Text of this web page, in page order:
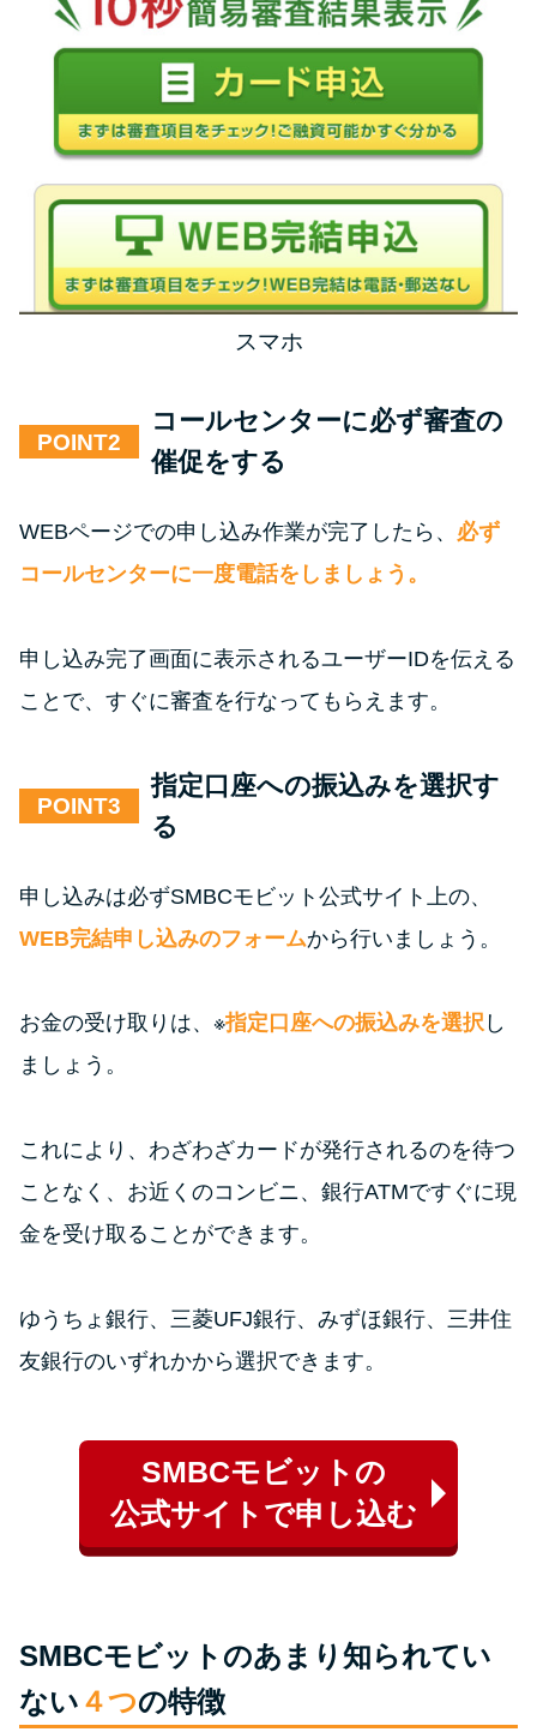
スマホ
POINT
コールセンターに必ず審査の
催促をする
WEBページでの申し込み作業が完了したら、 必ず
コールセンターに一度電話をしましょう。
申し込み完了画面に表示されるユーザーIDを伝える
ことで、すぐに審査を行なってもらえます。
POINT
指定口座への振込みを選択す
る
申し込みは必ずSMBCモビット公式サイト上の、
WEB完結申し込みのフォームから行いましょう。
お金の受け取りは、※指定口座への振込みを選択 し
ましょう。
これにより、わざわざカードが発行されるのを待つ
ことなく、お近くのコンビニ、銀行ATMですぐに現
金を受け取ることができます。
ゆうちょ銀行、三菱UFJ銀行、みずほ銀行、三井住
友銀行のいずれかから選択できます。
SMBCモビットの
公式サイトで申し込む
SMBCモビットのあまり知られてい
ない ４つの特徴